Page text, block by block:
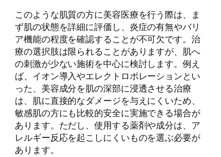
このような肌質の方に美容医療を行う際は、ま
ず肌の状態を詳細に評価し、炎症の有無やバリ
ア機能の程度を確認することが不可欠です。治
療の選択肢は限られることがありますが、肌へ
の刺激が少ない施術を中心に検討します。例え
ば、イオン導入やエレクトロポレーションとい
った、美容成分を肌の深部に浸透させる治療
は、肌に直接的なダメージを与えにくいため、
敏感肌の方にも比較的安全に実施できる場合が
あります。ただし、使用する薬剤や成分は、ア
レルギー反応を起こしにくいものを選ぶ必要が
あります。